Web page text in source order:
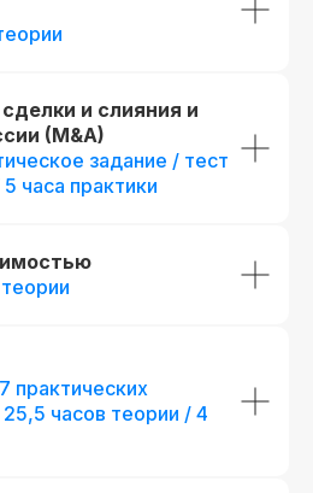
и слияния и
(M&A)
задание / тест
часа практики
практических
часов теории / 4
к урокам
—
инструменты: опционы,
инструменты: фьючерсы,
аналитика
дополнительные